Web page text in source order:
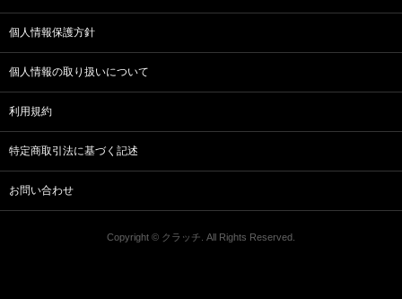
個人情報保護方針
個人情報の取り扱いについて
利用規約
特定商取引法に基づく記述
お問い合わせ
Copyright © クラッチ. All Rights Reserved.